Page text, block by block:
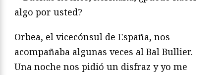
algo por usted?
Orbea, el vicecónsul de España, nos
acompañaba algunas veces al Bal Bullier.
Una noche nos pidió un disfraz y yo me